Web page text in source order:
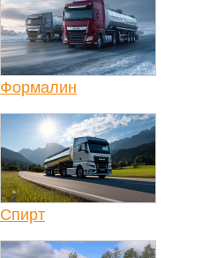
Формалин
Спирт